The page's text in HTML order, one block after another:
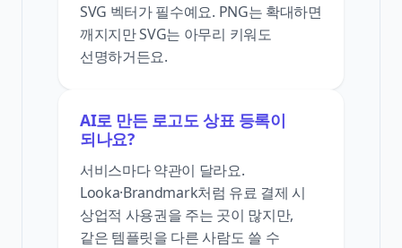
SVG 벡터가 필수예요. PNG는 확대하면
깨지지만 SVG는 아무리 키워도
선명하거든요.
AI로 만든 로고도 상표 등록이
되나요?
서비스마다 약관이 달라요.
Looka·Brandmark처럼 유료 결제 시
상업적 사용권을 주는 곳이 많지만,
같은 템플릿을 다른 사람도 쓸 수